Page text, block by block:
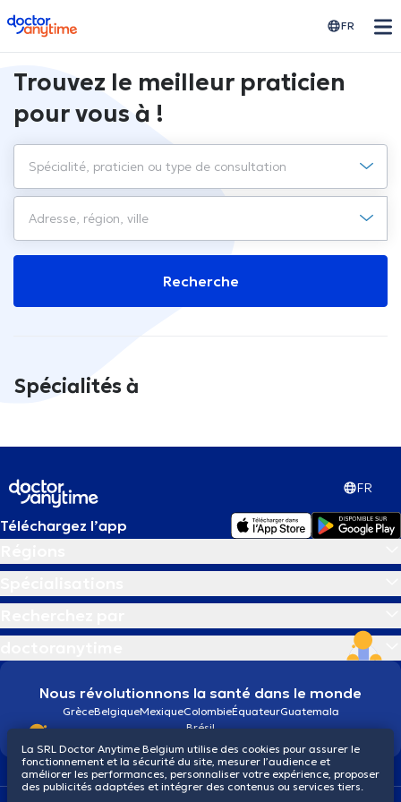
doctoranytime FR
Trouvez le meilleur praticien
pour vous à !
Recherche
Spécialités à
FR
Téléchargez l’app
Nous révolutionnons la santé dans le monde
GrèceBelgiqueMexiqueColombieÉquateurGuatemala
Brésil
La SRL Doctor Anytime Belgium utilise des cookies pour assurer le
fonctionnement et la sécurité du site, mesurer l’audience et
améliorer les performances, personnaliser votre expérience, proposer
des publicités adaptées et intégrer des contenus ou services tiers.